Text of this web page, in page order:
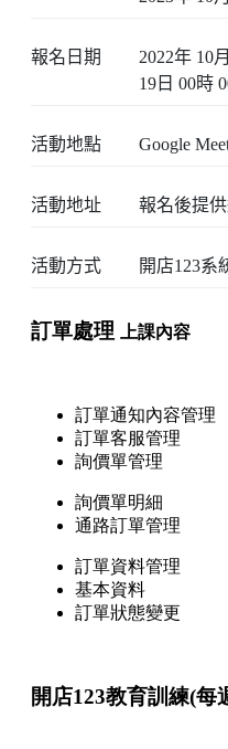
報名日期
2022年 10
19日 00時
活動地點 Google
活動地址 報名後提
活動方式 開店123系